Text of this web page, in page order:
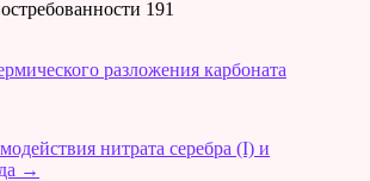
191
разложения карбоната
нитрата серебра (I) и
→